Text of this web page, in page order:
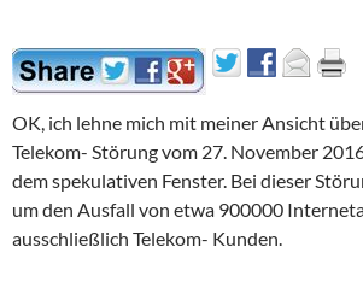
OK, ich lehne mich mit meiner Ansicht
Telekom- Störung vom 27. November
dem spekulativen Fenster. Bei dieser
um den Ausfall von etwa 900000
ausschließlich Telekom- Kunden.